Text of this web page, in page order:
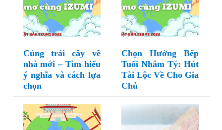
Cúng trái cây về
nhà mới – Tìm hiểu
ý nghĩa và cách lựa
chọn
Chọn Hướng Bếp
Tuổi Nhâm Tý: Hút
Tài Lộc Về Cho Gia
Chủ